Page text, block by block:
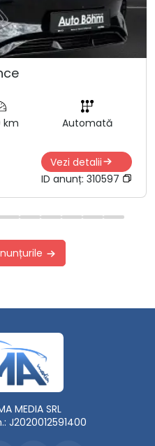
km Automată
Vezi detalii
ID anunț: 310597
MEDIA SRL
J2020012591400